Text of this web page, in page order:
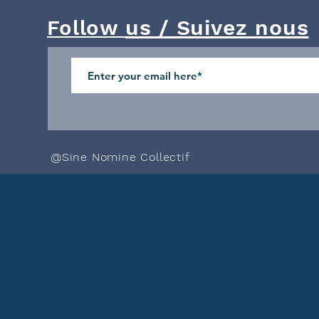
Follow us / Suivez nous
@Sine Nomine Collectif